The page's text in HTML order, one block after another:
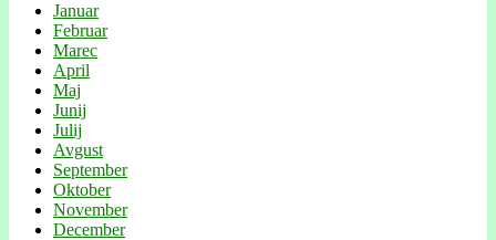
Januar
Februar
Marec
April
Maj
Junij
Julij
Avgust
September
Oktober
November
December